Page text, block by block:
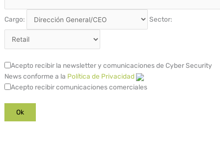
Cargo: Sector:
Acepto recibir la newsletter y comunicaciones de Cyber Security
News conforme a la Política de Privacidad
Acepto recibir comunicaciones comerciales